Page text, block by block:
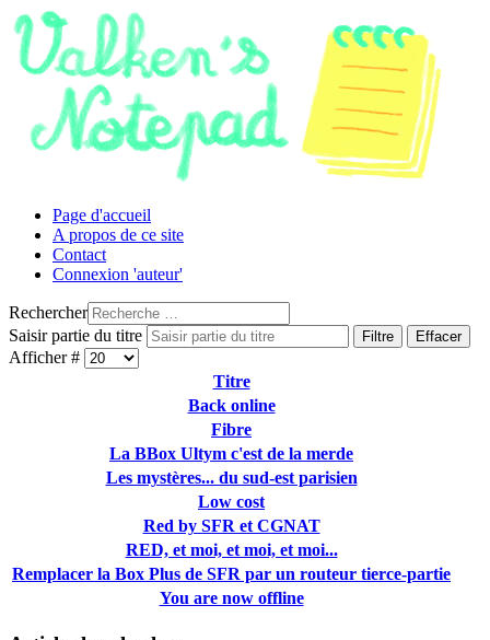
Page d'accueil
A propos de ce site
Contact
Connexion 'auteur'
Rechercher
Saisir partie du titre
Filtre Effacer
Afficher #
Titre
Back online
Fibre
La BBox Ultym c'est de la merde
Les mystères... du sud-est parisien
Low cost
Red by SFR et CGNAT
RED, et moi, et moi, et moi...
Remplacer la Box Plus de SFR par un routeur tierce-partie
You are now offline